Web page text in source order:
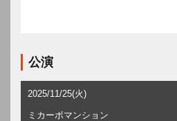
公演
2025/11/25(火)
ミカーボマンション